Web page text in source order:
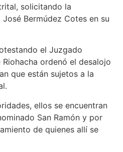
solicitando la
Bermúdez Cotes en su
el Juzgado
ordenó el desalojo
que están sujetos a la
ellos se encuentran
San Ramón y por
de quienes allí se